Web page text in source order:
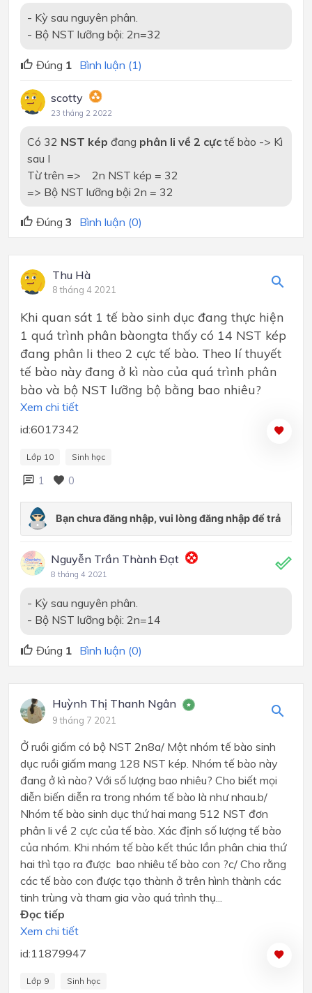
- Kỳ sau nguyên phân.
- Bộ NST lưỡng bội: 2n=32
Đúng 1 Bình luận (1)
scotty
23 tháng 2 2022
Có 32 NST kép đang phân li về 2 cực tế bào -> Kì
sau I
Từ trên => 2n NST kép = 32
=> Bộ NST lưỡng bội 2n = 32
Đúng 3 Bình luận (0)
Thu Hà
8 tháng 4 2021
Khi quan sát 1 tế bào sinh dục đang thực hiện
1 quá trình phân bàongta thấy có 14 NST kép
đang phân li theo 2 cực tế bào. Theo lí thuyết
tế bào này đang ở kì nào của quá trình phân
bào và bộ NST lưỡng bộ bằng bao nhiêu?
Xem chi tiết
id:6017342
Lớp 10 Sinh học
1 0
Nguyễn Trần Thành Đạt
8 tháng 4 2021
- Kỳ sau nguyên phân.
- Bộ NST lưỡng bội: 2n=14
Đúng 1 Bình luận (0)
Huỳnh Thị Thanh Ngân
9 tháng 7 2021
Ở ruồi giấm có bộ NST 2n8a/ Một nhóm tế bào sinh
dục ruồi giấm mang 128 NST kép. Nhóm tế bào này
đang ở kì nào? Với số lượng bao nhiêu? Cho biết mọi
diễn biến diễn ra trong nhóm tế bào là như nhau.b/
Nhóm tế bào sinh dục thứ hai mang 512 NST đơn
phân li về 2 cực của tế bào. Xác định số lượng tế bào
của nhóm. Khi nhóm tế bào kết thúc lần phân chia thứ
hai thì tạo ra được bao nhiêu tế bào con ?c/ Cho rằng
các tế bào con được tạo thành ở trên hình thành các
tinh trùng và tham gia vào quá trình thụ...
Đọc tiếp
Xem chi tiết
id:11879947
Lớp 9 Sinh học